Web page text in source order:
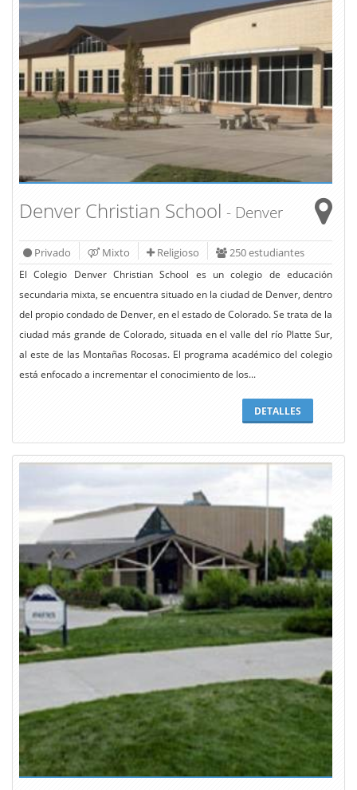
Denver Christian School - Denver
Privado Mixto Religioso 250 estudiantes
El Colegio Denver Christian School es un colegio de educación
secundaria mixta, se encuentra situado en la ciudad de Denver, dentro
del propio condado de Denver, en el estado de Colorado. Se trata de la
ciudad más grande de Colorado, situada en el valle del río Platte Sur,
al este de las Montañas Rocosas. El programa académico del colegio
está enfocado a incrementar el conocimiento de los...
DETALLES